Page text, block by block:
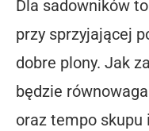
Dla sadowników
przy sprzyjającej
dobre plony. Jak
będzie
oraz tempo skupu